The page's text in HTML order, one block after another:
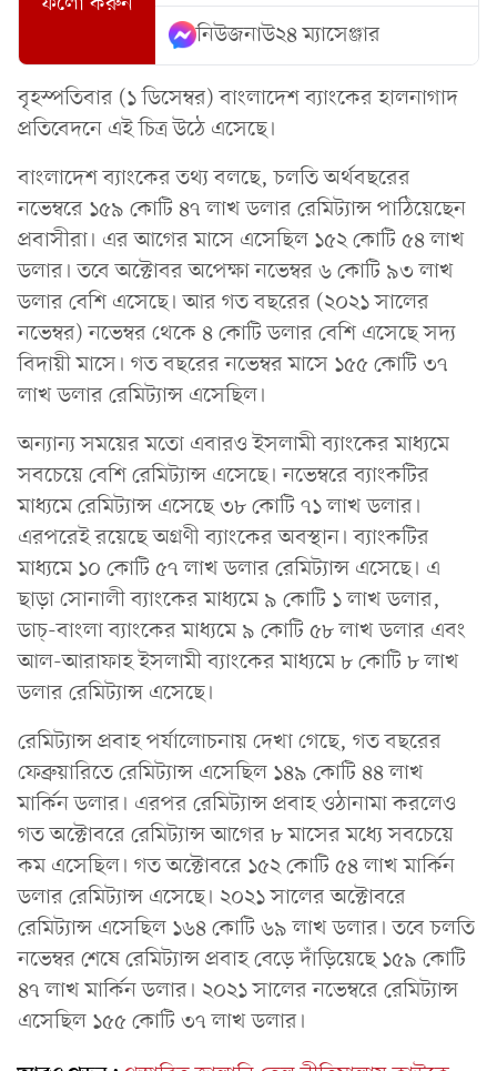
নিউজনাউ২৪ ম্যাসেঞ্জার
বৃহস্পতিবার (১ ডিসেম্বর) বাংলাদেশ ব্যাংকের হালনাগাদ
প্রতিবেদনে এই চিত্র উঠে এসেছে।
বাংলাদেশ ব্যাংকের তথ্য বলছে, চলতি অর্থবছরের
নভেম্বরে ১৫৯ কোটি ৪৭ লাখ ডলার রেমিট্যান্স পাঠিয়েছেন
প্রবাসীরা। এর আগের মাসে এসেছিল ১৫২ কোটি ৫৪ লাখ
ডলার। তবে অক্টোবর অপেক্ষা নভেম্বর ৬ কোটি ৯৩ লাখ
ডলার বেশি এসেছে। আর গত বছরের (২০২১ সালের
নভেম্বর) নভেম্বর থেকে ৪ কোটি ডলার বেশি এসেছে সদ্য
বিদায়ী মাসে। গত বছরের নভেম্বর মাসে ১৫৫ কোটি ৩৭
লাখ ডলার রেমিট্যান্স এসেছিল।
অন্যান্য সময়ের মতো এবারও ইসলামী ব্যাংকের মাধ্যমে
সবচেয়ে বেশি রেমিট্যান্স এসেছে। নভেম্বরে ব্যাংকটির
মাধ্যমে রেমিট্যান্স এসেছে ৩৮ কোটি ৭১ লাখ ডলার।
এরপরেই রয়েছে অগ্রণী ব্যাংকের অবস্থান। ব্যাংকটির
মাধ্যমে ১০ কোটি ৫৭ লাখ ডলার রেমিট্যান্স এসেছে। এ
ছাড়া সোনালী ব্যাংকের মাধ্যমে ৯ কোটি ১ লাখ ডলার,
ডাচ্‌-বাংলা ব্যাংকের মাধ্যমে ৯ কোটি ৫৮ লাখ ডলার এবং
আল-আরাফাহ ইসলামী ব্যাংকের মাধ্যমে ৮ কোটি ৮ লাখ
ডলার রেমিট্যান্স এসেছে।
রেমিট্যান্স প্রবাহ পর্যালোচনায় দেখা গেছে, গত বছরের
ফেব্রুয়ারিতে রেমিট্যান্স এসেছিল ১৪৯ কোটি ৪৪ লাখ
মার্কিন ডলার। এরপর রেমিট্যান্স প্রবাহ ওঠানামা করলেও
গত অক্টোবরে রেমিট্যান্স আগের ৮ মাসের মধ্যে সবচেয়ে
কম এসেছিল। গত অক্টোবরে ১৫২ কোটি ৫৪ লাখ মার্কিন
ডলার রেমিট্যান্স এসেছে। ২০২১ সালের অক্টোবরে
রেমিট্যান্স এসেছিল ১৬৪ কোটি ৬৯ লাখ ডলার। তবে চলতি
নভেম্বর শেষে রেমিট্যান্স প্রবাহ বেড়ে দাঁড়িয়েছে ১৫৯ কোটি
৪৭ লাখ মার্কিন ডলার। ২০২১ সালের নভেম্বরে রেমিট্যান্স
এসেছিল ১৫৫ কোটি ৩৭ লাখ ডলার।